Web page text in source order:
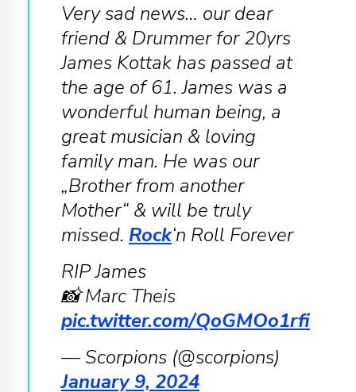
Very sad news… our dear
friend & Drummer for 20yrs
James Kottak has passed at
the age of 61. James was a
wonderful human being, a
great musician & loving
family man. He was our
„Brother from another
Mother“ & will be truly
missed. Rock‘n Roll Forever
RIP James
📸 Marc Theis
pic.twitter.com/QoGMOo1rfi
— Scorpions (@scorpions)
January 9, 2024